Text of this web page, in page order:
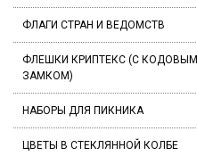
ФЛАГИ СТРАН И ВЕДОМСТВ
ФЛЕШКИ КРИПТЕКС (С КОДОВЫМ
ЗАМКОМ)
НАБОРЫ ДЛЯ ПИКНИКА
ЦВЕТЫ В СТЕКЛЯННОЙ КОЛБЕ